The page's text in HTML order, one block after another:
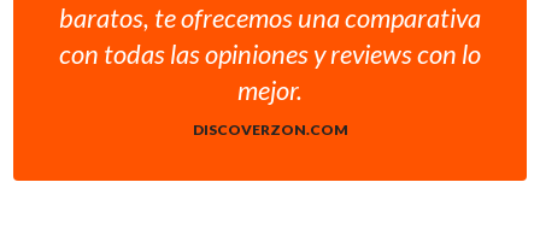
baratos, te ofrecemos una comparativa
con todas las opiniones y reviews con lo
mejor.
DISCOVERZON.COM